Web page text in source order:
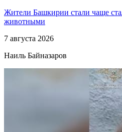
Жители Башкирии стали чаще
животными
7 августа 2026
Наиль Байназаров